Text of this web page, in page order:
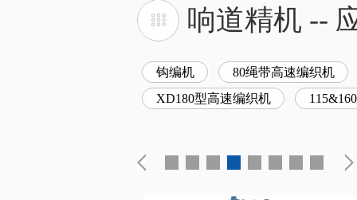
响道精机
钩编机
80绳带高速编织机
XD180型高速编织机